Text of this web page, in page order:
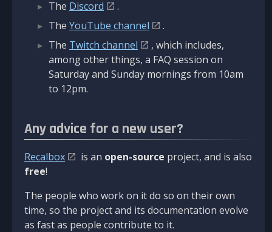
The Discord
.
The YouTube channel
.
The Twitch channel
, which includes,
among other things, a FAQ session on
Saturday and Sunday mornings from 10am
to 12pm.
Any advice for a new user?
Recalbox is an open-source project, and is also
free!
The people who work on it do so on their own
time, so the project and its documentation evolve
as fast as people contribute to it.